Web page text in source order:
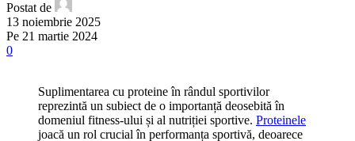
Postat de
13 noiembrie 2025
Pe 21 martie 2024
0
Suplimentarea cu proteine în rândul sportivilor
reprezintă un subiect de o importanță deosebită în
domeniul fitness-ului și al nutriției sportive. Proteinele
joacă un rol crucial în performanța sportivă, deoarece